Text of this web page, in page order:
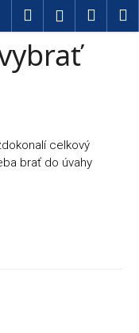
Hľadať
celkový
brať do úvahy